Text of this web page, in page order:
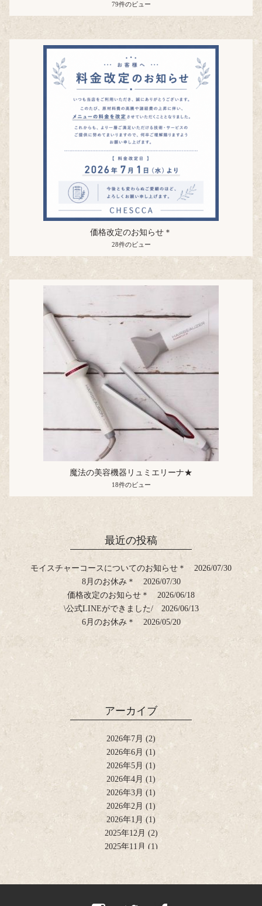
79件のビュー
価格改定のお知らせ＊
28件のビュー
魔法の美容機器リュミエリーナ★
18件のビュー
最近の投稿
モイスチャーコースについてのお知らせ＊
2026/07/30
8月のお休み＊
2026/07/30
価格改定のお知らせ＊
2026/06/18
\公式LINEができました/
2026/06/13
6月のお休み＊
2026/05/20
アーカイブ
2026年7月 (2)
2026年6月 (1)
2026年5月 (1)
2026年4月 (1)
2026年3月 (1)
2026年2月 (1)
2026年1月 (1)
2025年12月 (2)
2025年11月 (1)
2025年8月(2)